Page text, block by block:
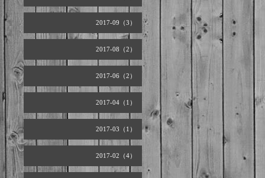
2017-09（3）
2017-08（2）
2017-06（2）
2017-04（1）
2017-03（1）
2017-02（4）